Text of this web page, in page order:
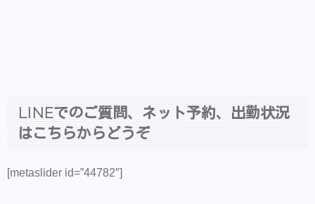
LINEでのご質問、ネット予約、出勤状況
はこちらからどうぞ
[metaslider id=”44782″]